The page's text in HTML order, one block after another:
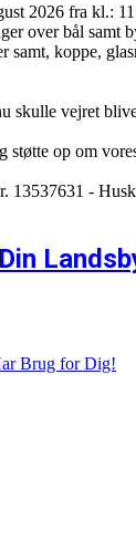
2026 fra kl.:
over bål samt
koppe,
skulle vejret
op om
-
Brug for Dig!